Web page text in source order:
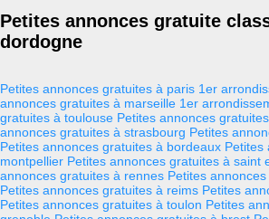
Petites annonces gratuite
dordogne
Petites annonces gratuites à paris 1er
annonces gratuites à marseille 1er
gratuites à toulouse Petites annonces
annonces gratuites à strasbourg Petites
Petites annonces gratuites à bordeaux Petites
montpellier Petites annonces gratuites à saint
annonces gratuites à rennes Petites
Petites annonces gratuites à reims Petites
Petites annonces gratuites à toulon Petites